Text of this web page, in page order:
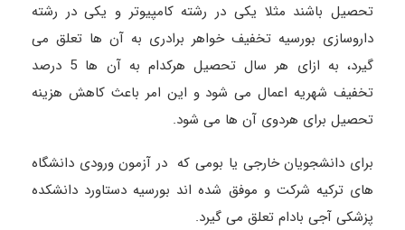
تحصیل باشند مثلا یکی در رشته کامپیوتر و یکی در رشته
داروسازی بورسیه تخفیف خواهر برادری به آن ها تعلق می
گیرد، به ازای هر سال تحصیل هرکدام به آن ها 5 درصد
تخفیف شهریه اعمال می شود و این امر باعث کاهش هزینه
تحصیل برای هردوی آن ها می شود.
برای دانشجویان خارجی یا بومی که در آزمون ورودی دانشگاه
های ترکیه شرکت و موفق شده اند بورسیه دستاورد دانشکده
پزشکی آجی بادام تعلق می گیرد.